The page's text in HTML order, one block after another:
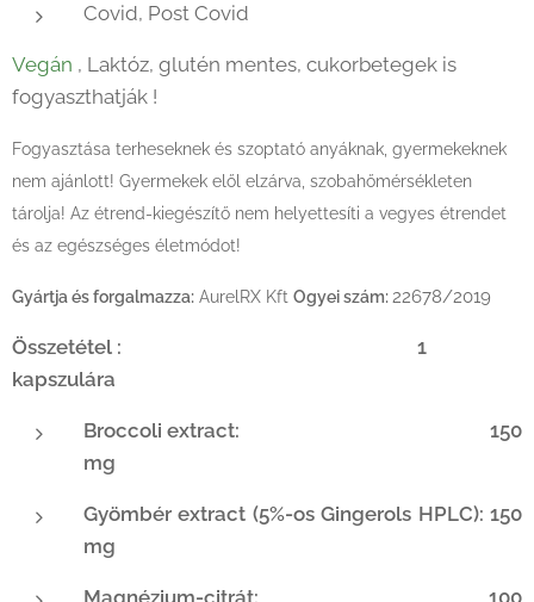
Covid, Post Covid
Vegán , Laktóz, glutén mentes, cukorbetegek is
fogyaszthatják !
Fogyasztása terheseknek és szoptató anyáknak, gyermekeknek
nem ajánlott! Gyermekek elől elzárva, szobahőmérsékleten
tárolja! Az étrend-kiegészítő nem helyettesíti a vegyes étrendet
és az egészséges életmódot!
Gyártja és forgalmazza: AurelRX Kft Ogyei szám:22678/2019
Összetétel : 1
kapszulára
Broccoli extract: 150
mg
Gyömbér extract (5%-os Gingerols HPLC): 150
mg
Magnézium-citrát: 100